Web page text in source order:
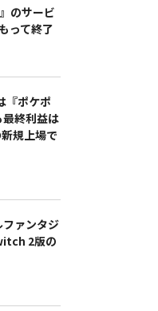
のサービ
って終了
『ポケポ
終利益は
規上場で
ァンタジ
2版の